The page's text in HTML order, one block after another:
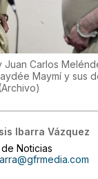
Juan Carlos
Maymí y sus
Archivo)
Ibarra Vázquez
Noticias